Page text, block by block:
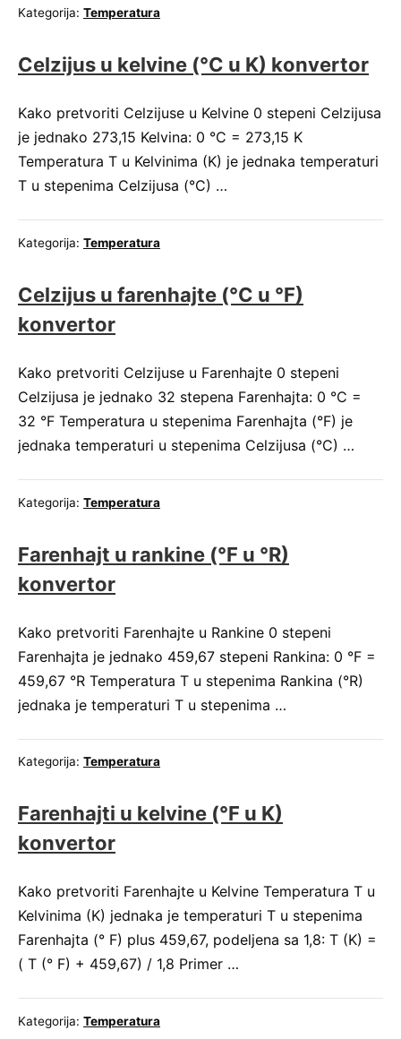
Kategorija: Temperatura
Celzijus u kelvine (°C u K) konvertor
Kako pretvoriti Celzijuse u Kelvine 0 stepeni Celzijusa
je jednako 273,15 Kelvina: 0 °C = 273,15 K
Temperatura T u Kelvinima (K) je jednaka temperaturi
T u stepenima Celzijusa (°C) …
Kategorija: Temperatura
Celzijus u farenhajte (°C u °F)
konvertor
Kako pretvoriti Celzijuse u Farenhajte 0 stepeni
Celzijusa je jednako 32 stepena Farenhajta: 0 °C =
32 °F Temperatura u stepenima Farenhajta (°F) je
jednaka temperaturi u stepenima Celzijusa (°C) …
Kategorija: Temperatura
Farenhajt u rankine (°F u °R)
konvertor
Kako pretvoriti Farenhajte u Rankine 0 stepeni
Farenhajta je jednako 459,67 stepeni Rankina: 0 °F =
459,67 °R Temperatura T u stepenima Rankina (°R)
jednaka je temperaturi T u stepenima …
Kategorija: Temperatura
Farenhajti u kelvine (°F u K)
konvertor
Kako pretvoriti Farenhajte u Kelvine Temperatura T u
Kelvinima (K) jednaka je temperaturi T u stepenima
Farenhajta (° F) plus 459,67, podeljena sa 1,8: T (K) =
( T (° F) + 459,67) / 1,8 Primer …
Kategorija: Temperatura